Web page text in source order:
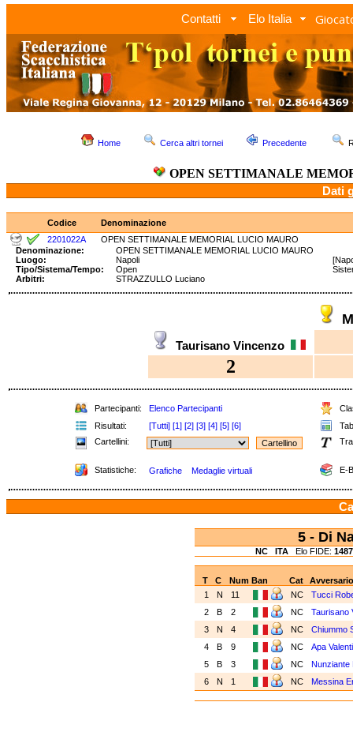
Contatti Elo Italia
Home Cerca altri tornei Precedente
OPEN SETTIMANALE
Dati
Codice
Denominazione
2201022A
OPEN SETTIMANALE MEMORIAL LUCIO MAURO
Denominazione:
OPEN SETTIMANALE MEMORIAL LUCIO MAURO
Luogo:
Napoli
Tipo/Sistema/Tempo:
Open
Arbitri:
STRAZZULLO Luciano
Taurisano Vincenzo
2
Partecipanti: Elenco Partecipanti
Risultati:
[Tutti] [1] [2] [3] [4] [5] [6]
Cartellini:
Statistiche: Grafiche Medaglie virtuali E-
5 - Di
NC ITA Elo FIDE: 1487
T C Num Ban Cat
Avversario
1
N 11 NC
Tucci
2
B 2 NC
Taurisano
3
N 4 NC
Chiummo
4
B 9 NC
Apa
5
B 3 NC
Nunziante
6
N 1 NC Messina